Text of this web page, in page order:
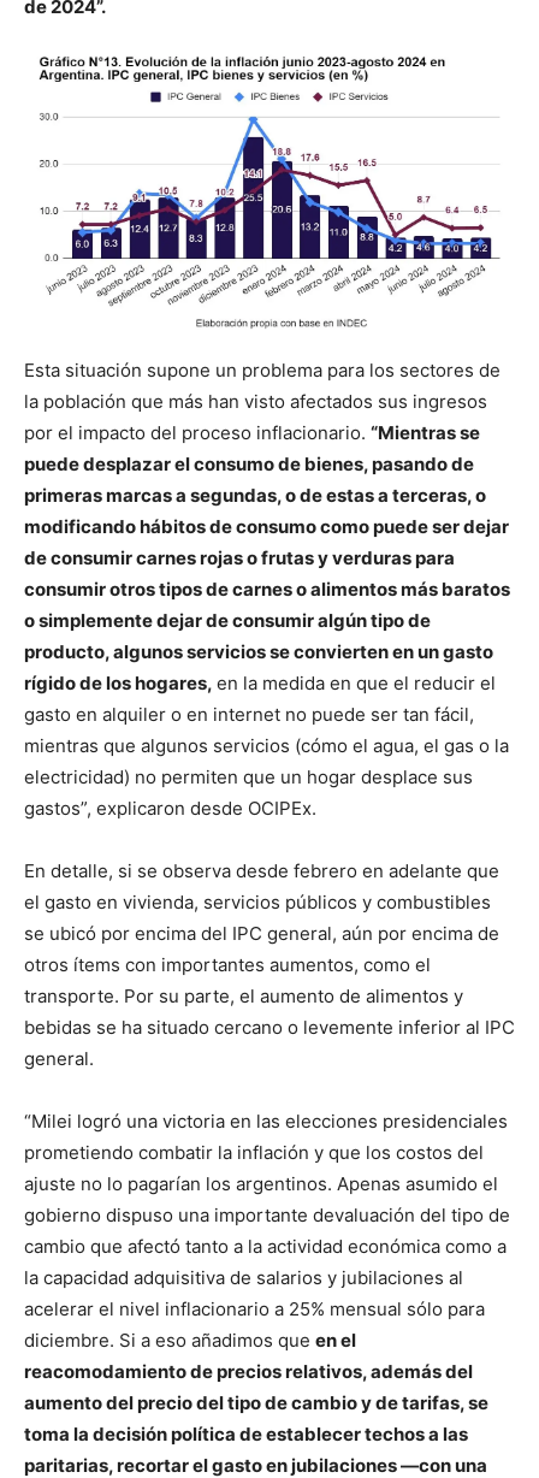
de 2024”.
Esta situación supone un problema para los sectores de
la población que más han visto afectados sus ingresos
por el impacto del proceso inflacionario. “Mientras se
puede desplazar el consumo de bienes, pasando de
primeras marcas a segundas, o de estas a terceras, o
modificando hábitos de consumo como puede ser dejar
de consumir carnes rojas o frutas y verduras para
consumir otros tipos de carnes o alimentos más baratos
o simplemente dejar de consumir algún tipo de
producto, algunos servicios se convierten en un gasto
rígido de los hogares, en la medida en que el reducir el
gasto en alquiler o en internet no puede ser tan fácil,
mientras que algunos servicios (cómo el agua, el gas o la
electricidad) no permiten que un hogar desplace sus
gastos”, explicaron desde OCIPEx.
En detalle, si se observa desde febrero en adelante que
el gasto en vivienda, servicios públicos y combustibles
se ubicó por encima del IPC general, aún por encima de
otros ítems con importantes aumentos, como el
transporte. Por su parte, el aumento de alimentos y
bebidas se ha situado cercano o levemente inferior al IPC
general.
“Milei logró una victoria en las elecciones presidenciales
prometiendo combatir la inflación y que los costos del
ajuste no lo pagarían los argentinos. Apenas asumido el
gobierno dispuso una importante devaluación del tipo de
cambio que afectó tanto a la actividad económica como a
la capacidad adquisitiva de salarios y jubilaciones al
acelerar el nivel inflacionario a 25% mensual sólo para
diciembre. Si a eso añadimos que en el
reacomodamiento de precios relativos, además del
aumento del precio del tipo de cambio y de tarifas, se
toma la decisión política de establecer techos a las
paritarias, recortar el gasto en jubilaciones —con una